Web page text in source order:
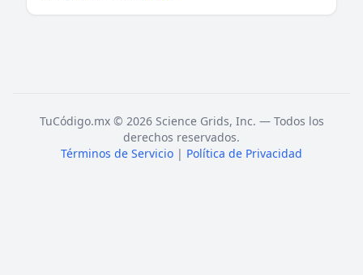
TuCódigo.mx © 2026 Science Grids, Inc. — Todos los
derechos reservados.
Términos de Servicio | Política de Privacidad